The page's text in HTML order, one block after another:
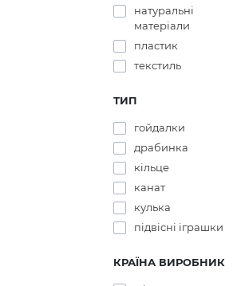
натуральні
матеріали
пластик
текстиль
ТИП
гойдалки
драбинка
кільце
канат
кулька
підвісні іграшки
КРАЇНА ВИРОБНИК